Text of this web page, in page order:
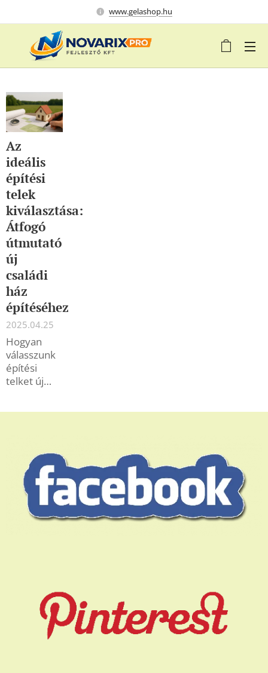
www.gelashop.hu
Az
ideális
építési
telek
kiválasztása:
Átfogó
útmutató
új
családi
ház
építéséhez
2025.04.25
Hogyan
válasszunk
építési
telket új